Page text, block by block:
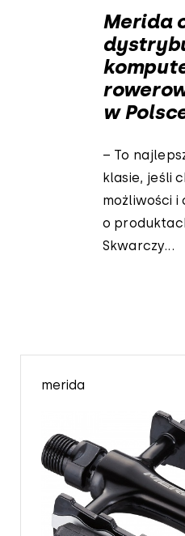
Merida
w
– To
klasie, jeśli
możliwości i
o
Skwarczy...
merida